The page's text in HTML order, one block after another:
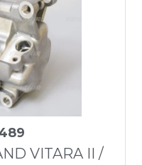
VITARA II /